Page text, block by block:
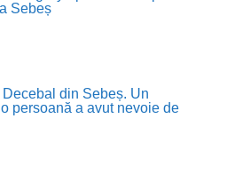
Sebeș
din Sebeș. Un
persoană a avut nevoie de